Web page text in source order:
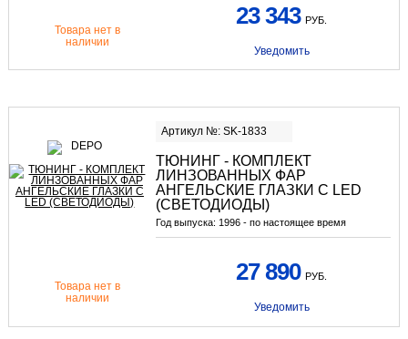
Товара нет в
наличии
23 343 РУБ.
Уведомить
Артикул №: SK-1833
ТЮНИНГ - КОМПЛЕКТ
ЛИНЗОВАННЫХ ФАР
АНГЕЛЬСКИЕ ГЛАЗКИ С LED
(СВЕТОДИОДЫ)
Год выпуска: 1996 - по настоящее время
Товара нет в
наличии
27 890 РУБ.
Уведомить